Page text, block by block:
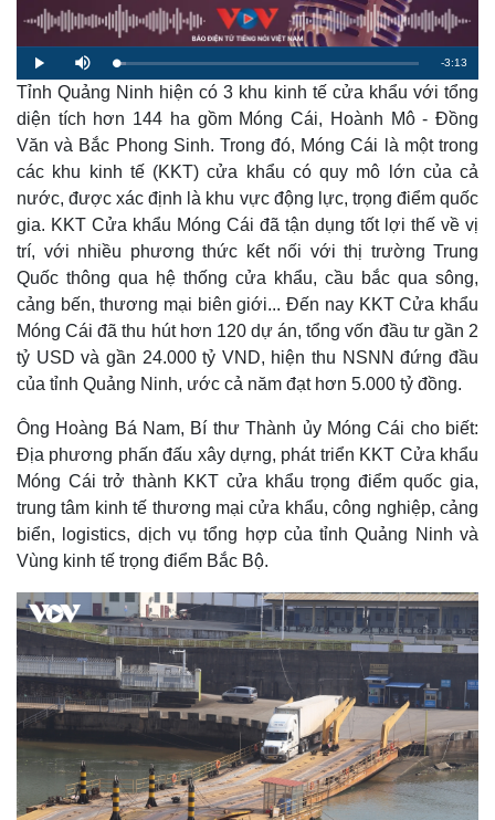
P
l
a
y
M
u
t
e
L
o
a
d
3
8
%
R
e
i
n
n
g
m
e
-3:13
Tỉnh Quảng Ninh hiện có 3 khu kinh tế cửa khẩu với tổng
diện tích hơn 144 ha gồm Móng Cái, Hoành Mô - Ðồng
Văn và Bắc Phong Sinh. Trong đó, Móng Cái là một trong
các khu kinh tế (KKT) cửa khẩu có quy mô lớn của cả
nước, được xác định là khu vực động lực, trọng điểm quốc
gia. KKT Cửa khẩu Móng Cái đã tận dụng tốt lợi thế về vị
trí, với nhiều phương thức kết nối với thị trường Trung
Quốc thông qua hệ thống cửa khẩu, cầu bắc qua sông,
cảng bến, thương mại biên giới... Đến nay KKT Cửa khẩu
Móng Cái đã thu hút hơn 120 dự án, tổng vốn đầu tư gần 2
tỷ USD và gần 24.000 tỷ VND, hiện thu NSNN đứng đầu
của tỉnh Quảng Ninh, ước cả năm đạt hơn 5.000 tỷ đồng.
Ông Hoàng Bá Nam, Bí thư Thành ủy Móng Cái cho biết:
Địa phương phấn đấu xây dựng, phát triển KKT Cửa khẩu
Móng Cái trở thành KKT cửa khẩu trọng điểm quốc gia,
trung tâm kinh tế thương mại cửa khẩu, công nghiệp, cảng
biển, logistics, dịch vụ tổng hợp của tỉnh Quảng Ninh và
Vùng kinh tế trọng điểm Bắc Bộ.